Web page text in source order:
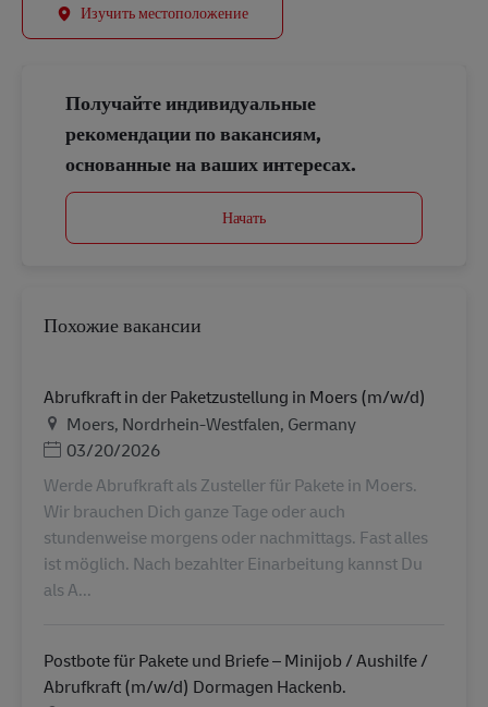
Изучить местоположение
Получайте индивидуальные
рекомендации по вакансиям,
основанные на ваших интересах.
Начать
Похожие вакансии
Abrufkraft in der Paketzustellung in Moers (m/w/d)
Местоположение
Moers, Nordrhein-Westfalen, Germany
Дата публикации
03/20/2026
Werde Abrufkraft als Zusteller für Pakete in Moers.
Wir brauchen Dich ganze Tage oder auch
stundenweise morgens oder nachmittags. Fast alles
ist möglich. Nach bezahlter Einarbeitung kannst Du
als A...
Postbote für Pakete und Briefe – Minijob / Aushilfe /
Abrufkraft (m/w/d) Dormagen Hackenb.